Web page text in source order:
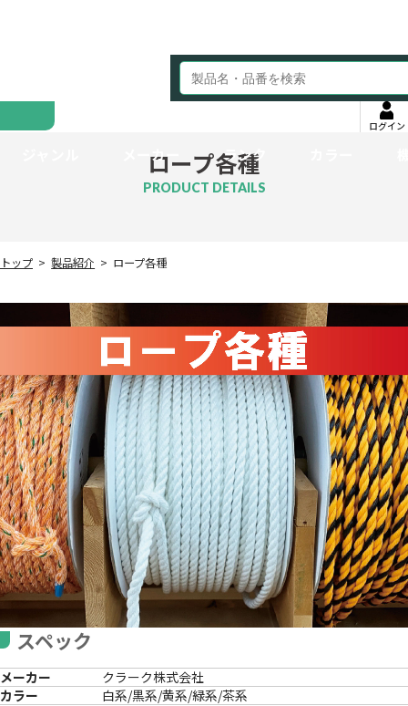
ログイン
メーカー ランク
ロープ各種
PRODUCT DETAILS
トップ 製品紹介 ロープ各種
スペック
メーカー
クラーク株式会社
カラー
白系/黒系/黄系/緑系/茶系